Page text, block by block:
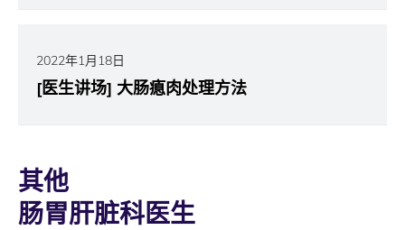
2022年1月18日
[医生讲场] 大肠瘜肉处理方法
其他
肠胃肝脏科医生